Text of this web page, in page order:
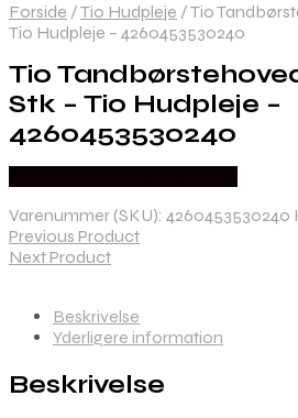
Forside /Tio Hudpleje /Tio
Tio Hudpleje – 4260453530240
Tio
Stk – Tio Hudpleje –
4260453530240
Varenummer (SKU): 4260453530240
Previous Product
Next Product
Beskrivelse
Yderligere information
Beskrivelse